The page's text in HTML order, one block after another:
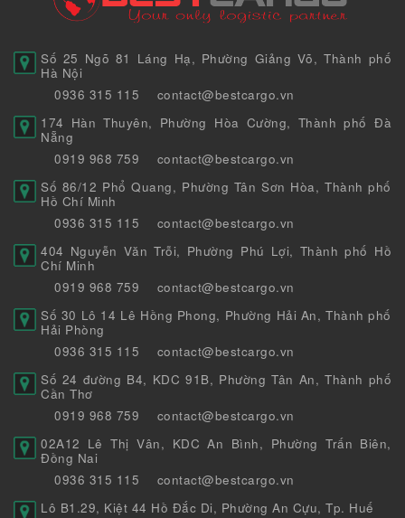
Số 25 Ngõ 81 Láng Hạ, Phường Giảng Võ, Thành phố
Hà Nội
0936 315 115
contact@bestcargo.vn
174 Hàn Thuyên, Phường Hòa Cường, Thành phố Đà
Nẵng
0919 968 759
contact@bestcargo.vn
Số 86/12 Phổ Quang, Phường Tân Sơn Hòa, Thành phố
Hồ Chí Minh
0936 315 115
contact@bestcargo.vn
404 Nguyễn Văn Trỗi, Phường Phú Lợi, Thành phố Hồ
Chí Minh
0919 968 759
contact@bestcargo.vn
Số 30 Lô 14 Lê Hồng Phong, Phường Hải An, Thành phố
Hải Phòng
0936 315 115
contact@bestcargo.vn
Số 24 đường B4, KDC 91B, Phường Tân An, Thành phố
Cần Thơ
0919 968 759
contact@bestcargo.vn
02A12 Lê Thị Vân, KDC An Bình, Phường Trấn Biên,
Đồng Nai
0936 315 115
contact@bestcargo.vn
Lô B1.29, Kiệt 44 Hồ Đắc Di, Phường An Cựu, Tp. Huế